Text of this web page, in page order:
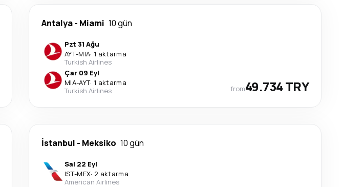
Antalya- Miami 10 gün
Pzt 31 Ağu
AYT-MIA· 1 aktarma
Turkish Airlines
Çar 09 Eyl
MIA-AYT· 1 aktarma
Turkish Airlines
from49.734 TRY
İstanbul - Meksiko 10 gün
Sal 22 Eyl
IST-MEX· 2 aktarma
American Airlines